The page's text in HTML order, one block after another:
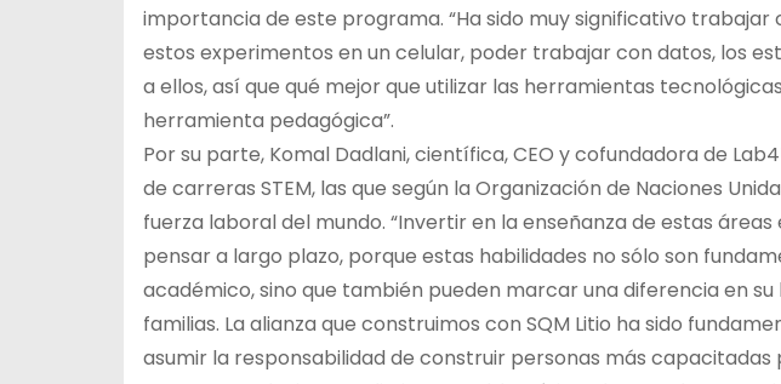
importancia de este programa. “Ha sido muy significativo trabajar
estos experimentos en un celular, poder trabajar con datos, los
a ellos, así que qué mejor que utilizar las herramientas
herramienta pedagógica”.
Por su parte, Komal Dadlani, científica, CEO y cofundadora de
de carreras STEM, las que según la Organización de Naciones
fuerza laboral del mundo. “Invertir en la enseñanza de estas áreas
pensar a largo plazo, porque estas habilidades no sólo son
académico, sino que también pueden marcar una diferencia en
familias. La alianza que construimos con SQM Litio ha sido
asumir la responsabilidad de construir personas más